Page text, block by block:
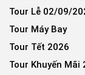
Tour Lễ 02/09/
Tour Máy Bay
Tour Tết 2026
Tour Khuyến Mãi